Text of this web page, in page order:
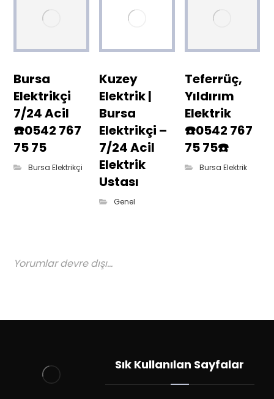
Bursa
Elektrikçi
7/24 Acil
☎️0542 767
75 75
Bursa Elektrikçi
Kuzey
Elektrik |
Bursa
Elektrikçi –
7/24 Acil
Elektrik
Ustası
Genel
Teferrüç,
Yıldırım
Elektrik
☎️0542 767
75 75☎️
Bursa Elektrik
Yorumlar devre dışı...
Sık Kullanılan Sayfalar